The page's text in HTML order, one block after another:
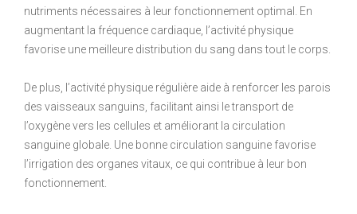
nutriments nécessaires à leur fonctionnement optimal. En
augmentant la fréquence cardiaque, l’activité physique
favorise une meilleure distribution du sang dans tout le corps.
De plus, l’activité physique régulière aide à renforcer les parois
des vaisseaux sanguins, facilitant ainsi le transport de
l’oxygène vers les cellules et améliorant la circulation
sanguine globale. Une bonne circulation sanguine favorise
l’irrigation des organes vitaux, ce qui contribue à leur bon
fonctionnement.